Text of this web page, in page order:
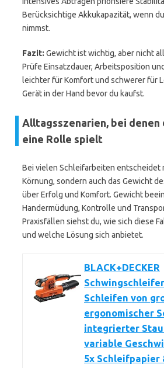
Berücksichtige Akkukapazität, wenn
nimmst.
Fazit: Gewicht ist wichtig, aber nicht
Prüfe Einsatzdauer, Arbeitsposition
leichter für Komfort und schwerer für
Gerät in der Hand bevor du kaufst.
Alltagsszenarien, bei denen
eine Rolle spielt
Bei vielen Schleifarbeiten entscheidet
Körnung, sondern auch das Gewicht
über Erfolg und Komfort. Gewicht
Handermüdung, Kontrolle und
Praxisfällen siehst du, wie sich diese
und welche Lösung sich anbietet.
BLACK+DECKER
Schleifen von
ergonomischer
integrierter
variable
5x Schleifpapier